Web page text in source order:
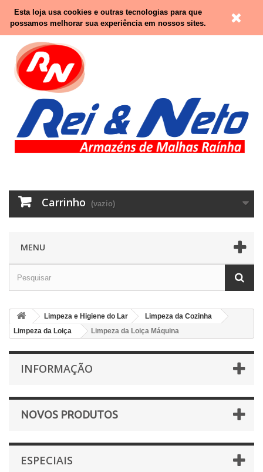
Contacte-nos
Carrinho (vazio)
MENU
Limpeza e Higiene do Lar
Limpeza da Cozinha
Limpeza da Loiça
Limpeza da Loiça Máquina
INFORMAÇÃO
NOVOS PRODUTOS
ESPECIAIS
Esta loja usa cookies e outras tecnologias para que
possamos melhorar sua experiência em nossos sites.